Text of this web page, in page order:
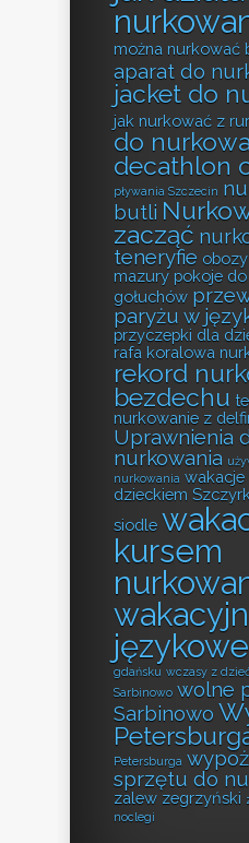
można nurkować
aparat do
jacket do
jak nurkować z
do
decathlon
pływania Szczecin
butli
zacząć
teneryfie
mazury pokoje
gołuchów
paryżu w
przyczepki dla
rafa koralowa
rekord
bezdechu
nurkowanie z
Uprawnienia
nurkowania
nurkowania
dzieckiem Szczyrk
siodle
kursem
językowe
gdańsku wczasy z
Sarbinowo wolne
Sarbinowo
Petersburga
sprzętu do
zalew zegrzyński
noclegi